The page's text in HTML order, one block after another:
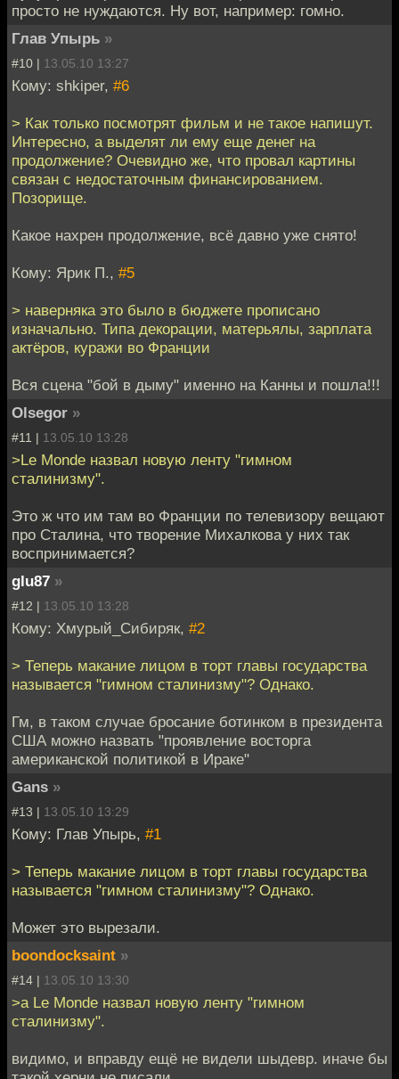
просто не нуждаются. Ну вот, например: гомно.
Глав Упырь »
#10 | 13.05.10 13:27
Кому: shkiper, #6
> Как только посмотрят фильм и не такое напишут.
Интересно, а выделят ли ему еще денег на
продолжение? Очевидно же, что провал картины
связан с недостаточным финансированием.
Позорище.
Какое нахрен продолжение, всё давно уже снято!
Кому: Ярик П., #5
> наверняка это было в бюджете прописано
изначально. Типа декорации, матерьялы, зарплата
актёров, куражи во Франции
Вся сцена "бой в дыму" именно на Канны и пошла!!!
Olsegor »
#11 | 13.05.10 13:28
>Le Monde назвал новую ленту "гимном
сталинизму".
Это ж что им там во Франции по телевизору вещают
про Сталина, что творение Михалкова у них так
воспринимается?
glu87 »
#12 | 13.05.10 13:28
Кому: Хмурый_Сибиряк, #2
> Теперь макание лицом в торт главы государства
называется "гимном сталинизму"? Однако.
Гм, в таком случае бросание ботинком в президента
США можно назвать "проявление восторга
американской политикой в Ираке"
Gans »
#13 | 13.05.10 13:29
Кому: Глав Упырь, #1
> Теперь макание лицом в торт главы государства
называется "гимном сталинизму"? Однако.
Может это вырезали.
boondocksaint »
#14 | 13.05.10 13:30
>а Le Monde назвал новую ленту "гимном
сталинизму".
видимо, и вправду ещё не видели шыдевр. иначе бы